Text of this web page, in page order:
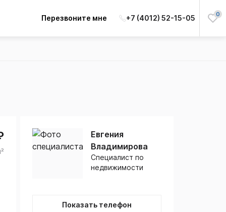
Перезвоните мне +7 (4012) 52-15-05 0
Евгения
Владимирова
Специалист по
недвижимости
Показать телефон